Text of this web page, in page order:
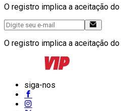
O registro implica a aceitação do
O registro implica a aceitação do
siga-nos